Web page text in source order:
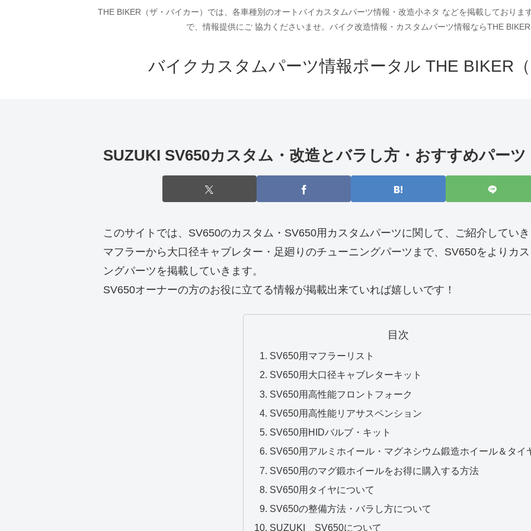
THE BIKER（ザ・バイカー）では、各車種別のオートバイカスタムパーツ情報・改造小ネタ などを掲載しておりま
で、情報提供にご 協力くださいませ。バイク改造情報・カスタムパーツ情報ならTHE
バイクカスタムパーツ情報ポータル THE BIKER
SUZUKI SV650カスタム・改造とバラし方・おすすめパーツ
このサイトでは、SV650のカスタム・SV650用カスタムパーツに関して、ご紹介してい
マフラーから大口径キャブレター・足廻りのチューニングパーツまで、SV650をよりカ
ングパーツを掲載していきます。
SV650オーナーの方のお役に立てる情報が掲載出来ていれば嬉しいです！
目次
SV650用マフラーリスト
SV650用大口径キャブレターキット
SV650用高性能フロントフォーク
SV650用高性能リアサスペンション
SV650用HIDバルブ・キット
SV650用アルミホイール・マグネシウム鍛造ホイール＆タイ
SV650用のマグ鍛ホイールをお得に購入する方法
SV650用タイヤについて
SV650の整備方法・バラし方について
SUZUKI SV650について